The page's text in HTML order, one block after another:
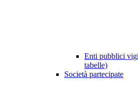
Enti pubblici
tabelle)
Società partecipate